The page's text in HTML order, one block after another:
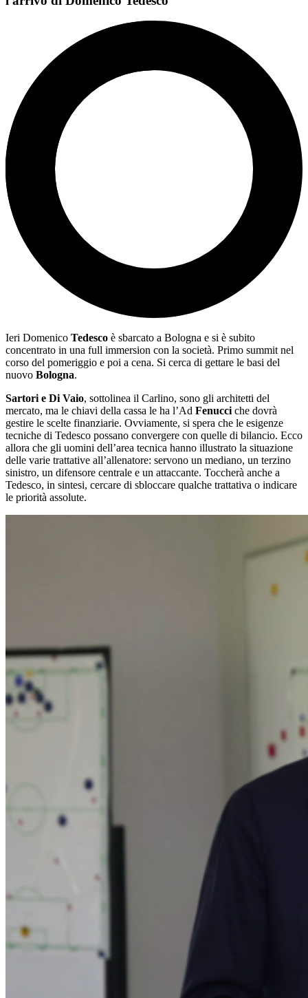
Ieri Domenico Tedesco è sbarcato a Bologna e si è subito
concentrato in una full immersion con la società. Primo summit nel
corso del pomeriggio e poi a cena. Si cerca di gettare le basi del
nuovo Bologna.
Sartori e Di Vaio, sottolinea il Carlino, sono gli architetti del
mercato, ma le chiavi della cassa le ha l’Ad Fenucci che dovrà
gestire le scelte finanziarie. Ovviamente, si spera che le esigenze
tecniche di Tedesco possano convergere con quelle di bilancio. Ecco
allora che gli uomini dell’area tecnica hanno illustrato la situazione
delle varie trattative all’allenatore: servono un mediano, un terzino
sinistro, un difensore centrale e un attaccante. Toccherà anche a
Tedesco, in sintesi, cercare di sbloccare qualche trattativa o indicare
le priorità assolute.